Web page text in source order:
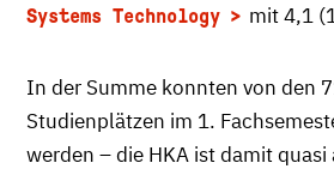
Systems Technology
mit 4,1
In der Summe konnten von den
Studienplätzen im 1.
werden – die HKA ist damit quasi